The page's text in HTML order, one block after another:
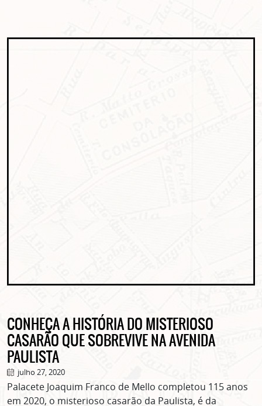
CONHEÇA A HISTÓRIA DO MISTERIOSO
CASARÃO QUE SOBREVIVE NA AVENIDA
PAULISTA
julho 27, 2020
Palacete Joaquim Franco de Mello completou 115 anos
em 2020, o misterioso casarão da Paulista, é da